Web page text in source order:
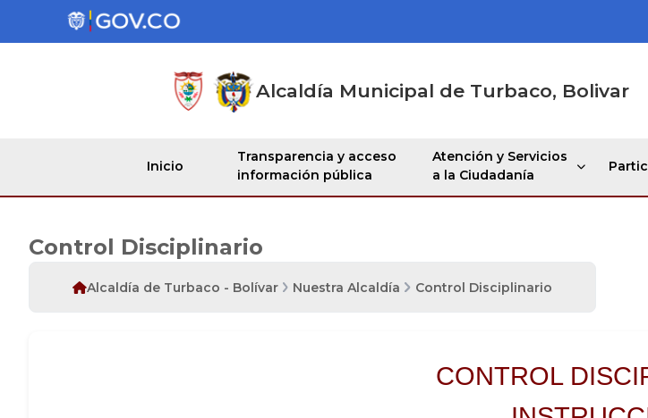
Alcaldía Municipal de Turbaco, Bolivar
Inicio
Transparencia y acceso
información pública
Atención y Servicios
a la Ciudadanía
Control Disciplinario
Alcaldía de Turbaco - Bolívar Nuestra Alcaldía Control Disciplinario
CONTROL